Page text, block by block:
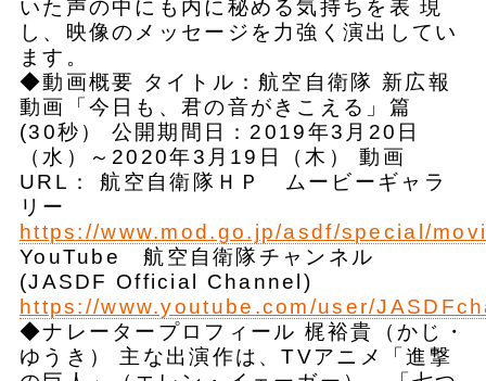
いた声の中にも内に秘める気持ちを表 現
し、映像のメッセージを力強く演出してい
ます。
◆動画概要 タイトル：航空自衛隊 新広報
動画「今日も、君の音がきこえる」篇
(30秒） 公開期間日：2019年3月20日
（水）～2020年3月19日（木） 動画
URL： 航空自衛隊ＨＰ ムービーギャラ
リー
https://www.mod.go.jp/asdf/special/
YouTube 航空自衛隊チャンネル
(JASDF Official Channel)
https://www.youtube.com/user/
◆ナレータープロフィール 梶裕貴（かじ・
ゆうき） 主な出演作は、TVアニメ「進撃